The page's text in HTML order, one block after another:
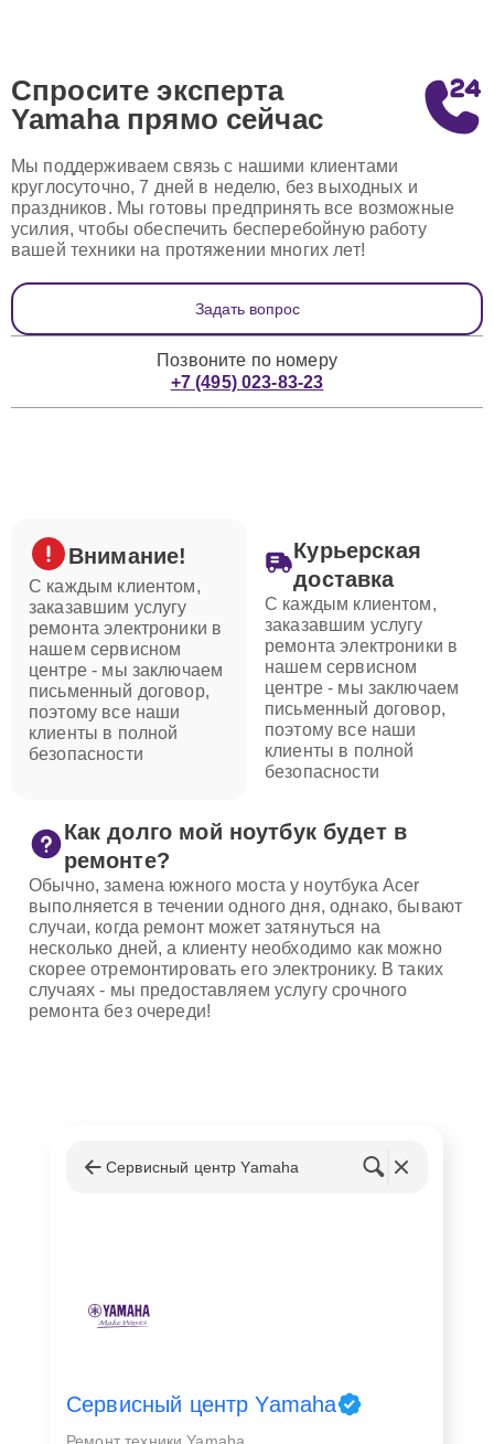
Спросите эксперта
Yamaha прямо сейчас
Мы поддерживаем связь с нашими клиентами
круглосуточно, 7 дней в неделю, без выходных и
праздников. Мы готовы предпринять все возможные
усилия, чтобы обеспечить бесперебойную работу
вашей техники на протяжении многих лет!
Задать вопрос
Позвоните по номеру
+7 (495) 023-83-23
Внимание!
С каждым клиентом,
заказавшим услугу
ремонта электроники в
нашем сервисном
центре - мы заключаем
письменный договор,
поэтому все наши
клиенты в полной
безопасности
Курьерская
доставка
С каждым клиентом,
заказавшим услугу
ремонта электроники в
нашем сервисном
центре - мы заключаем
письменный договор,
поэтому все наши
клиенты в полной
безопасности
Как долго мой ноутбук будет в
ремонте?
Обычно, замена южного моста у ноутбука Acer
выполняется в течении одного дня, однако, бывают
случаи, когда ремонт может затянуться на
несколько дней, а клиенту необходимо как можно
скорее отремонтировать его электронику. В таких
случаях - мы предоставляем услугу срочного
ремонта без очереди!
Сервисный центр Yamaha
Сервисный центр Yamaha